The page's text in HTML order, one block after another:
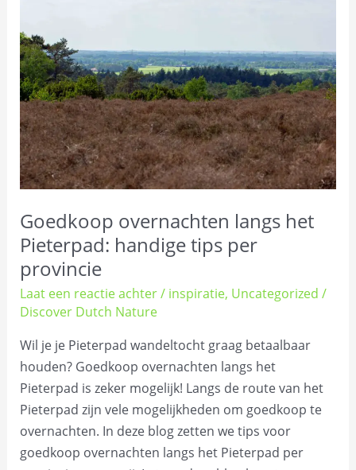
Goedkoop overnachten langs het
Pieterpad: handige tips per
provincie
Laat een reactie achter/ inspiratie, Uncategorized /
Discover Dutch Nature
Wil je je Pieterpad wandeltocht graag betaalbaar
houden? Goedkoop overnachten langs het
Pieterpad is zeker mogelijk! Langs de route van het
Pieterpad zijn vele mogelijkheden om goedkoop te
overnachten. In deze blog zetten we tips voor
goedkoop overnachten langs het Pieterpad per
langs
het
Pieterpad:
handige
tips
per
provincie